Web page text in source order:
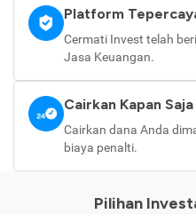
Platform
Cermati Invest telah
Jasa Keuangan.
Cairkan Kapan Saja
Cairkan dana Anda
biaya penalti.
Pilihan